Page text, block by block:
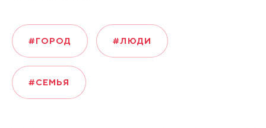
#ГОРОД #ЛЮДИ
#СЕМЬЯ